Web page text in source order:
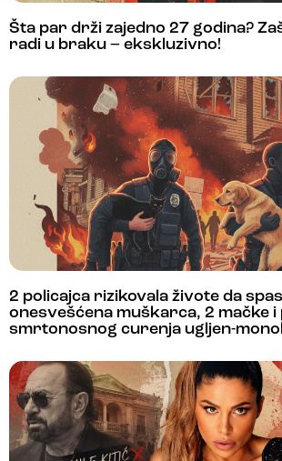
Šta par drži zajedno 27 godina?
radi u braku – ekskluzivno!
2 policajca rizikovala živote da
onesvešćena muškarca, 2 mačke i
smrtonosnog curenja ugljen-